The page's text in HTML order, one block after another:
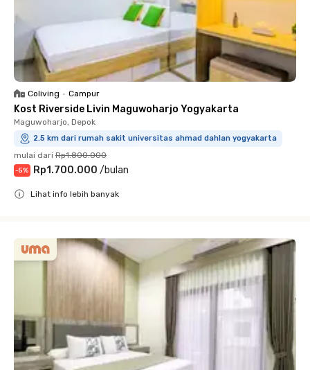
Coliving • Campur
Kost Riverside Livin Maguwoharjo Yogyakarta
Maguwoharjo, Depok
2.5 km dari rumah sakit universitas ahmad dahlan yogyakarta
mulai dari Rp1.800.000
-5% Rp1.700.000 /bulan
Lihat info lebih banyak